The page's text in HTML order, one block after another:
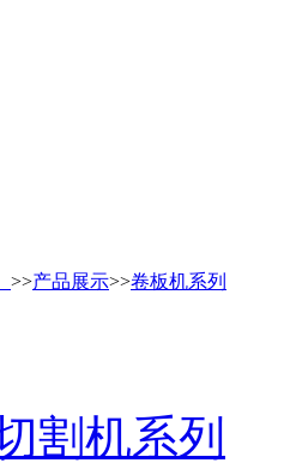
>>产品展示>>卷板机系列
割机系列